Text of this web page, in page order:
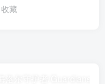
收藏